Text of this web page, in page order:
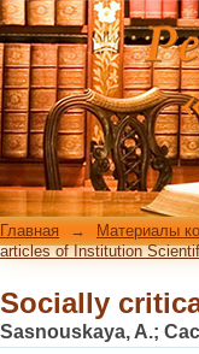
Socially
Главная → Материалы
articles of Institution
Socially
Sasnouskaya, A.;